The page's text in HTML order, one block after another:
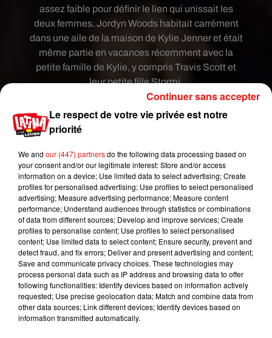
assez faible pour définir le lien qui unissait les
deux femmes. Jordyn Woods habitait carrément
dans une aile de la maison de Kylie Jenner et était
même partie en vacances récemment avec la
petite famille de Kylie, y compris Travis Scott et
leur petite fille Stormi.
Voir cette publication sur Instagram
MY GIRLS�xa�xÈ
Une publication partagée parKylie (@kyliejenner) le 18
Alors forcément outre-atlantique, pas un média
Le respect de votre vie privée est notre
priorité
We and our (447) partnersdo the following data processing based on
your consent and/or our legitimate interest: Store and/or access
information on a device; Use limited data to select advertising; Create
profiles for personalised advertising; Use profiles to select personalised
advertising; Measure advertising performance; Measure content
performance; Understand audiences through statistics or combinations
of data from different sources; Develop and improve services; Create
profiles to personalise content; Use profiles to select personalised
content; Use limited data to select content; Ensure security, prevent and
detect fraud, and fix errors; Deliver and present advertising and content;
Save and communicate privacy choices. These technologies may
process personal data such as IP address and browsing data to offer
following functionalities: Identify devices based on information actively
requested; Use precise geolocation data; Match and combine data from
other data sources; Link different devices; Identify devices based on
information transmitted automatically.
Continuer sans accepter